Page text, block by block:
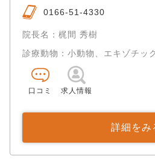
0166-51-4330
院長名：梶間 秀樹
診療動物：小動物、エキゾチッ
口コミ 求人情報
詳細をみ